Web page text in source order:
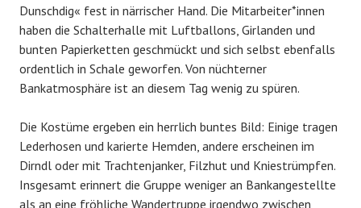
Dunschdig« fest in närrischer Hand. Die Mitarbeiter*innen
haben die Schalterhalle mit Luftballons, Girlanden und
bunten Papierketten geschmückt und sich selbst ebenfalls
ordentlich in Schale geworfen. Von nüchterner
Bankatmosphäre ist an diesem Tag wenig zu spüren.
Die Kostüme ergeben ein herrlich buntes Bild: Einige tragen
Lederhosen und karierte Hemden, andere erscheinen im
Dirndl oder mit Trachtenjanker, Filzhut und Kniestrümpfen.
Insgesamt erinnert die Gruppe weniger an Bankangestellte
als an eine fröhliche Wandertruppe irgendwo zwischen